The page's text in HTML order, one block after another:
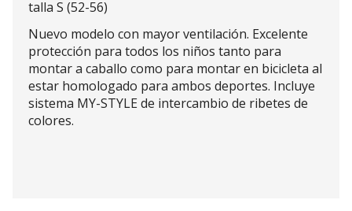
talla S (52-56)
Nuevo modelo con mayor ventilación. Excelente
protección para todos los niños tanto para
montar a caballo como para montar en bicicleta al
estar homologado para ambos deportes. Incluye
sistema MY-STYLE de intercambio de ribetes de
colores.